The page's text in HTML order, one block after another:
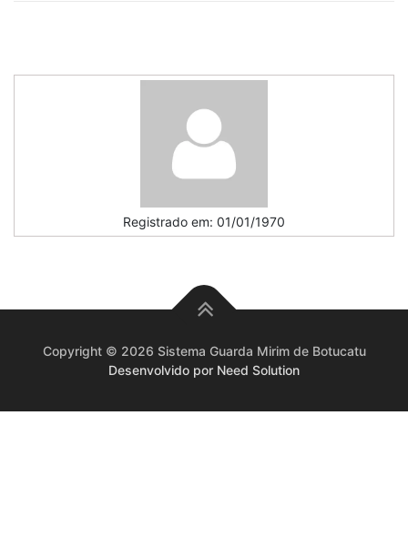
Registrado em: 01/01/1970
Copyright © 2026 Sistema Guarda Mirim de Botucatu
Desenvolvido por Need Solution